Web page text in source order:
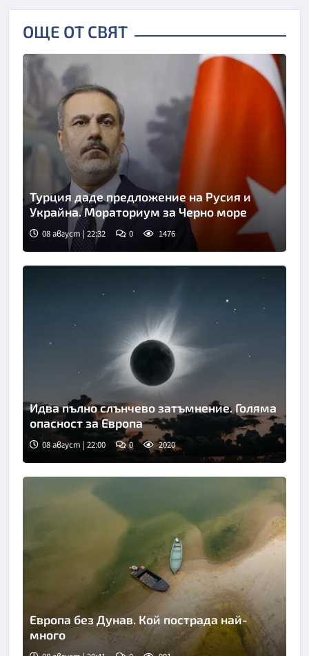
ОЩЕ ОТ СВЯТ
Турция даде предложение на Русия и
Украйна. Мораториум за Черно море
08 август | 22:32 0 1476
Идва пълно слънчево затъмнение. Голяма
опасност за Европа
08 август | 22:00 0 2020
Европа без Дунав. Кой пострада най-
много